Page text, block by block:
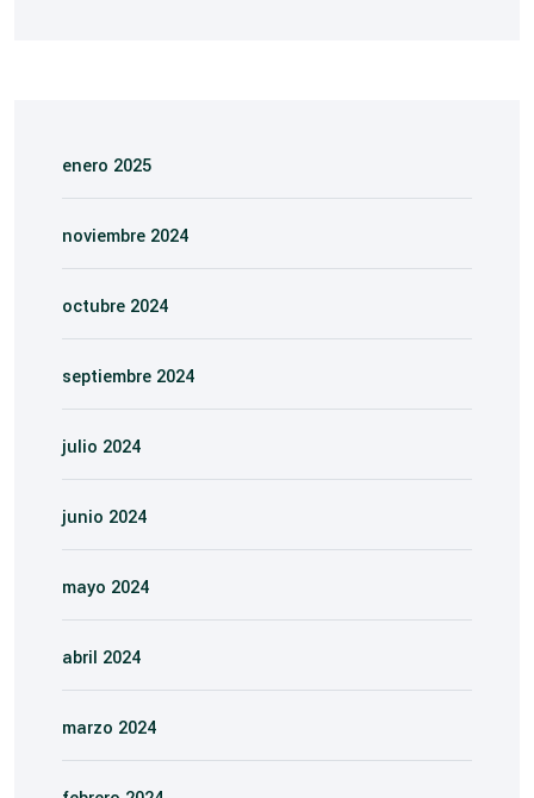
enero 2025
noviembre 2024
octubre 2024
septiembre 2024
julio 2024
junio 2024
mayo 2024
abril 2024
marzo 2024